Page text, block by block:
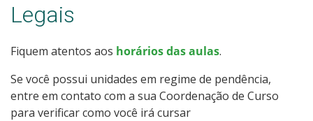
Legais
Fiquem atentos aos horários das aulas.
Se você possui unidades em regime de pendência,
entre em contato com a sua Coordenação de Curso
para verificar como você irá cursar